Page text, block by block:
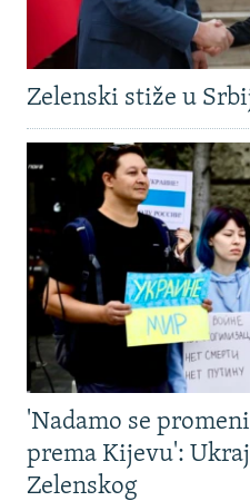
Zelenski stiže u
'Nadamo se
prema Kijevu':
Zelenskog